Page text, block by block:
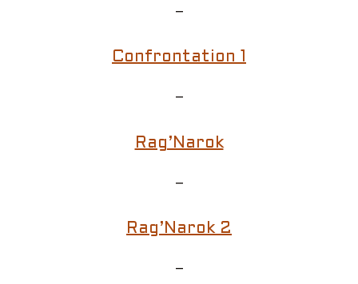
–
Confrontation 1
–
Rag’Narok
–
Rag’Narok 2
–